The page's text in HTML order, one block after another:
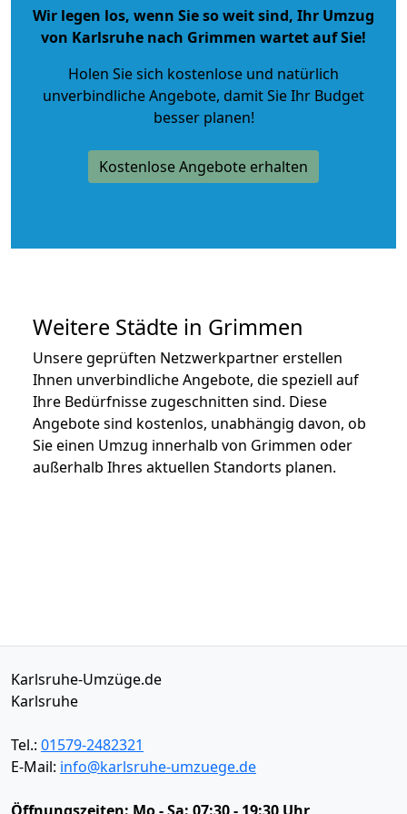
Wir legen los, wenn Sie so weit sind, Ihr Umzug
von Karlsruhe nach Grimmen wartet auf Sie!
Holen Sie sich kostenlose und natürlich
unverbindliche Angebote, damit Sie Ihr Budget
besser planen!
Kostenlose Angebote erhalten
Weitere Städte in Grimmen
Unsere geprüften Netzwerkpartner erstellen
Ihnen unverbindliche Angebote, die speziell auf
Ihre Bedürfnisse zugeschnitten sind. Diese
Angebote sind kostenlos, unabhängig davon, ob
Sie einen Umzug innerhalb von Grimmen oder
außerhalb Ihres aktuellen Standorts planen.
Karlsruhe-Umzüge.de
Karlsruhe
Tel.: 01579-2482321
E-Mail: info@karlsruhe-umzuege.de
Öffnungszeiten: Mo - Sa: 07:30 - 19:30 Uhr